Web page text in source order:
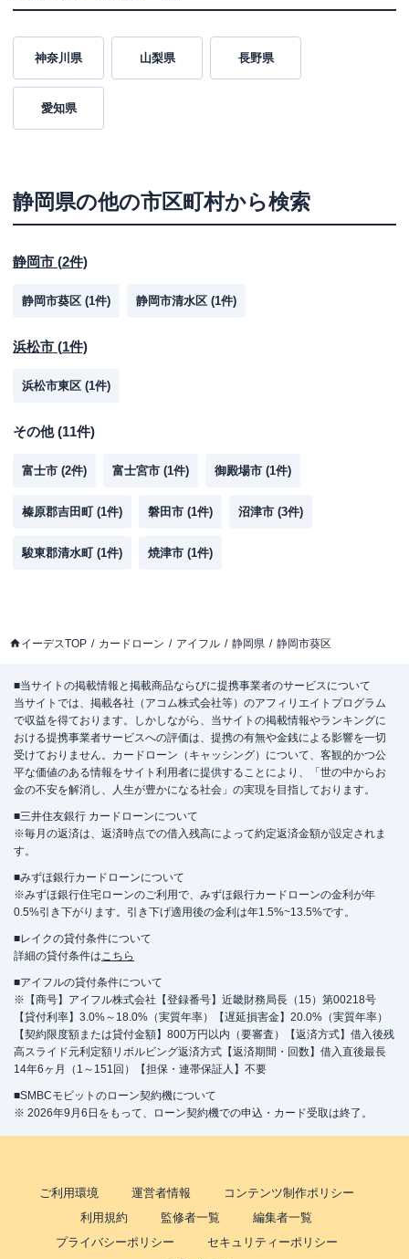
神奈川県 山梨県 長野県
愛知県
静岡県の他の市区町村から検索
静岡市 (2件)
静岡市葵区 (1件) 静岡市清水区 (1件)
浜松市 (1件)
浜松市東区 (1件)
その他(11件)
富士市 (2件) 富士宮市 (1件) 御殿場市 (1件)
榛原郡吉田町 (1件) 磐田市 (1件) 沼津市 (3件)
駿東郡清水町 (1件) 焼津市 (1件)
イーデスTOP カードローン アイフル 静岡県 静岡市葵区
■当サイトの掲載情報と掲載商品ならびに提携事業者のサービスについて
当サイトでは、掲載各社（アコム株式会社等）のアフィリエイトプログラム
で収益を得ております。しかしながら、当サイトの掲載情報やランキングに
おける提携事業者サービスへの評価は、提携の有無や金銭による影響を一切
受けておりません。カードローン（キャッシング）について、客観的かつ公
平な価値のある情報をサイト利用者に提供することにより、「世の中からお
金の不安を解消し、人生が豊かになる社会」の実現を目指しております。
■三井住友銀行 カードローンについて
※毎月の返済は、返済時点での借入残高によって約定返済金額が設定されま
す。
■みずほ銀行カードローンについて
※みずほ銀行住宅ローンのご利用で、みずほ銀行カードローンの金利が年
0.5%引き下がります。引き下げ適用後の金利は年1.5%~13.5%です。
■レイクの貸付条件について
詳細の貸付条件はこちら
■アイフルの貸付条件について
※【商号】アイフル株式会社【登録番号】近畿財務局長（15）第00218号
【貸付利率】3.0%～18.0%（実質年率）【遅延損害金】20.0%（実質年率）
【契約限度額または貸付金額】800万円以内（要審査）【返済方式】借入後残
高スライド元利定額リボルビング返済方式【返済期間・回数】借入直後最長
14年6ヶ月（1～151回）【担保・連帯保証人】不要
■SMBCモビットのローン契約機について
※ 2026年9月6日をもって、ローン契約機での申込・カード受取は終了。
ご利用環境 運営者情報
コンテンツ制作ポリシー
利用規約
監修者一覧
編集者一覧
プライバシーポリシー
セキュリティーポリシー